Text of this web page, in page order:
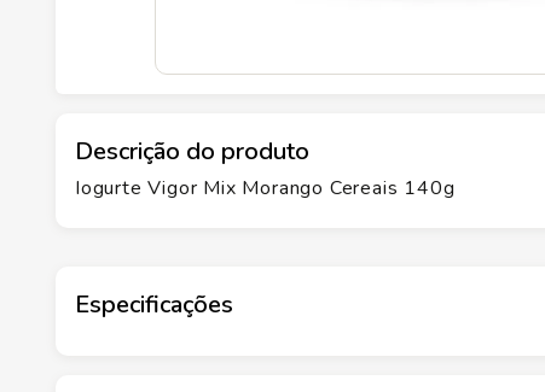
Descrição do produto
Iogurte Vigor Mix Morango Cereais 140g
Especificações